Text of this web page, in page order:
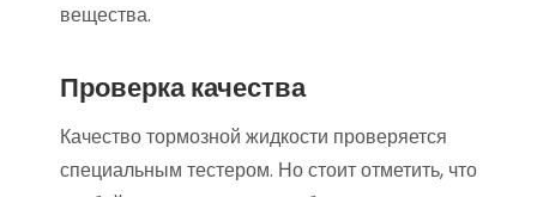
вещества.
Проверка качества
Качество тормозной жидкости проверяется
специальным тестером. Но стоит отметить, что